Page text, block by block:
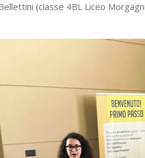
(classe 4BL Liceo